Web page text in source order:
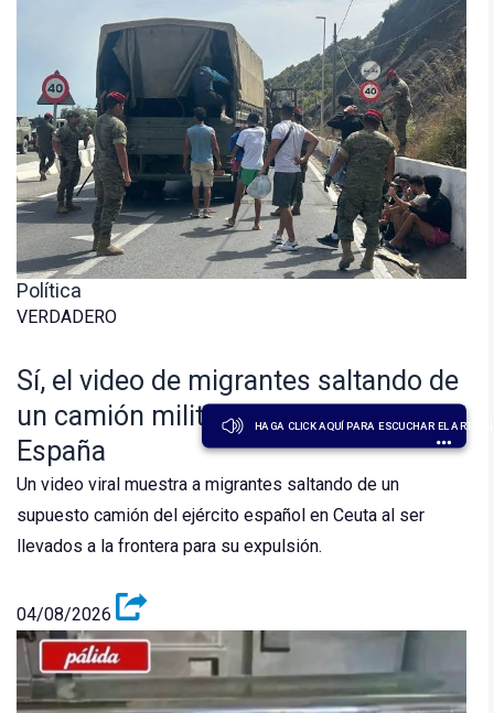
HAGA CLICK AQUÍ PARA ESCUCHAR EL
Política
VERDADERO
Sí, el video de migrantes saltando de
un camión militar sí es en Ceuta,
España
Un video viral muestra a migrantes saltando de un
supuesto camión del ejército español en Ceuta al ser
llevados a la frontera para su expulsión.
04/08/2026